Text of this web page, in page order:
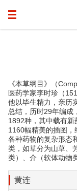
《本草纲目》（
医药学家李时珍（
他以毕生精力，亲历
总结，历时29年编成
1892种，其中载有
1160幅精美的插图
各种药物的复杂形态
类，如草分为山草、
类）、介（软体动物
黄连